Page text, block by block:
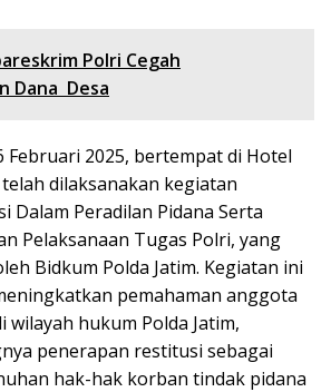
Polri Cegah
Dana Desa
Februari 2025, bertempat di Hotel
dilaksanakan kegiatan
Dalam Peradilan Pidana Serta
Pelaksanaan Tugas Polri, yang
Bidkum Polda Jatim. Kegiatan ini
pemahaman anggota
wilayah hukum Polda Jatim,
penerapan restitusi sebagai
hak-hak korban tindak pidana